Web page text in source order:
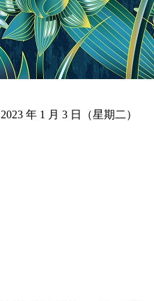
年 1 月 3 日（星期二）